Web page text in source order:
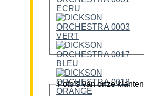
Foto’s van onze klanten